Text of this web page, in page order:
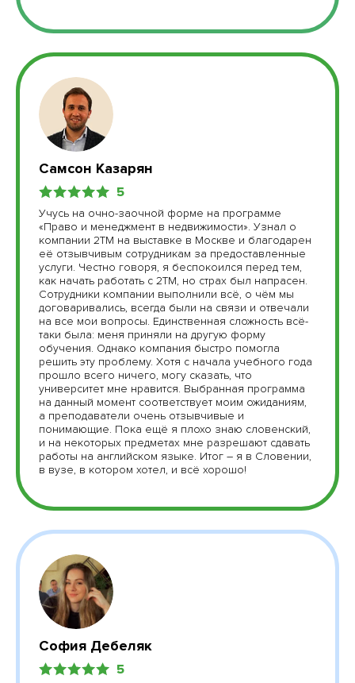
Самсон Казарян
5
Учусь на очно-заочной форме на программе
«Право и менеджмент в недвижимости». Узнал о
компании 2ТМ на выставке в Москве и благодарен
её отзывчивым сотрудникам за предоставленные
услуги. Честно говоря, я беспокоился перед тем,
как начать работать с 2ТМ, но страх был напрасен.
Сотрудники компании выполнили всё, о чём мы
договаривались, всегда были на связи и отвечали
на все мои вопросы. Единственная сложность всё-
таки была: меня приняли на другую форму
обучения. Однако компания быстро помогла
решить эту проблему. Хотя с начала учебного года
прошло всего ничего, могу сказать, что
университет мне нравится. Выбранная программа
на данный момент соответствует моим ожиданиям,
а преподаватели очень отзывчивые и
понимающие. Пока ещё я плохо знаю словенский,
и на некоторых предметах мне разрешают сдавать
работы на английском языке. Итог – я в Словении,
в вузе, в котором хотел, и всё хорошо!
София Дебеляк
5